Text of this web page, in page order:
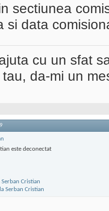
sectiunea
si data
cu un sfat
da-mi un